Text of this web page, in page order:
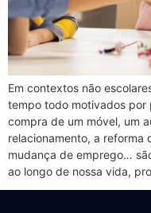
Em contextos não
tempo todo motivados por
compra de um móvel, um
relacionamento, a reforma
mudança de emprego…
ao longo de nossa vida,